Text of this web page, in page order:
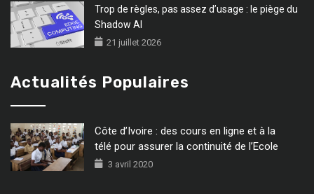
Trop de règles, pas assez d’usage : le piège du
Shadow AI
21 juillet 2026
Actualités Populaires
Côte d’Ivoire : des cours en ligne et à la
télé pour assurer la continuité de l’Ecole
3 avril 2020